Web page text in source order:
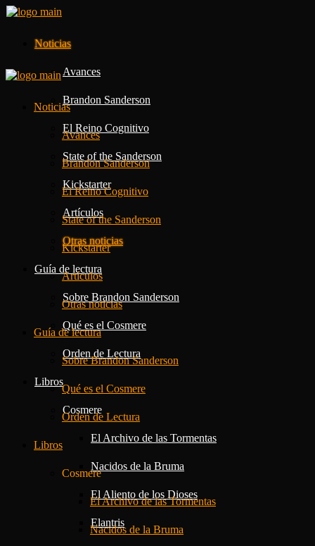
Noticias
Avances
Brandon Sanderson
El Reino Cognitivo
State of the Sanderson
Kickstarter
Artículos
Otras noticias
Guía de lectura
Sobre Brandon Sanderson
Qué es el Cosmere
Orden de Lectura
Libros
Cosmere
El Archivo de las Tormentas
Nacidos de la Bruma
El Aliento de los Dioses
Elantris
Noticias
Avances
Brandon Sanderson
El Reino Cognitivo
State of the Sanderson
Kickstarter
Artículos
Otras noticias
Guía de lectura
Sobre Brandon Sanderson
Qué es el Cosmere
Orden de Lectura
Libros
Cosmere
El Archivo de las Tormentas
Nacidos de la Bruma